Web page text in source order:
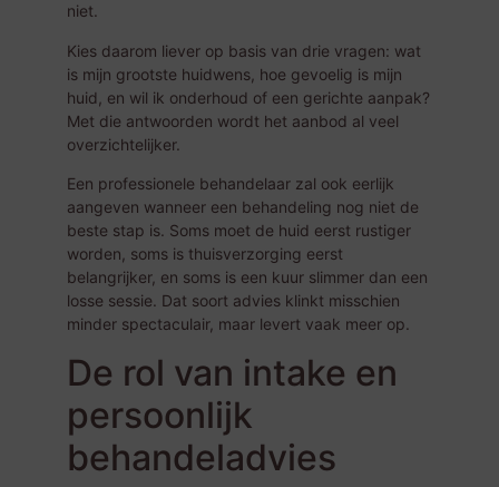
niet.
Kies daarom liever op basis van drie vragen: wat
is mijn grootste huidwens, hoe gevoelig is mijn
huid, en wil ik onderhoud of een gerichte aanpak?
Met die antwoorden wordt het aanbod al veel
overzichtelijker.
Een professionele behandelaar zal ook eerlijk
aangeven wanneer een behandeling nog niet de
beste stap is. Soms moet de huid eerst rustiger
worden, soms is thuisverzorging eerst
belangrijker, en soms is een kuur slimmer dan een
losse sessie. Dat soort advies klinkt misschien
minder spectaculair, maar levert vaak meer op.
De rol van intake en
persoonlijk
behandeladvies